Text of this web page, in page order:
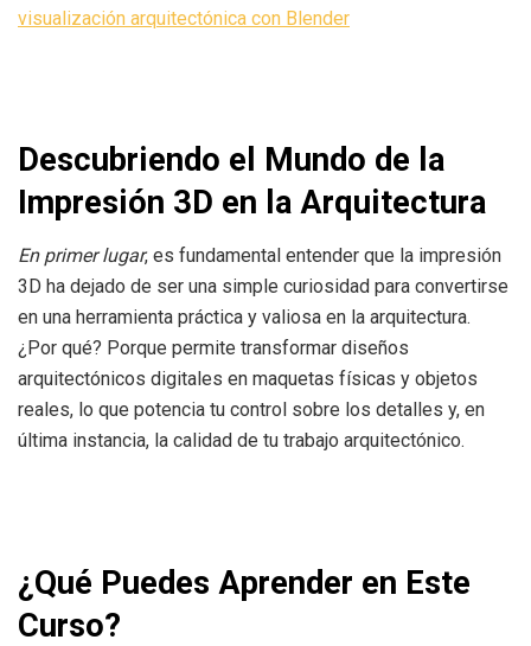
visualización arquitectónica con Blender
Descubriendo el Mundo de la
Impresión 3D en la Arquitectura
En primer lugar, es fundamental entender que la impresión
3D ha dejado de ser una simple curiosidad para convertirse
en una herramienta práctica y valiosa en la arquitectura.
¿Por qué? Porque permite transformar diseños
arquitectónicos digitales en maquetas físicas y objetos
reales, lo que potencia tu control sobre los detalles y, en
última instancia, la calidad de tu trabajo arquitectónico.
¿Qué Puedes Aprender en Este
Curso?